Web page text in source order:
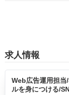
求人情報
Web広告運用担当
ルを身につける/